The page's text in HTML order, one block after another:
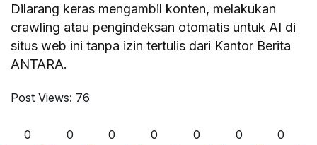
Dilarang keras mengambil konten, melakukan
crawling atau pengindeksan otomatis untuk AI di
situs web ini tanpa izin tertulis dari Kantor Berita
ANTARA.
Post Views: 76
0 0 0 0 0 0 0